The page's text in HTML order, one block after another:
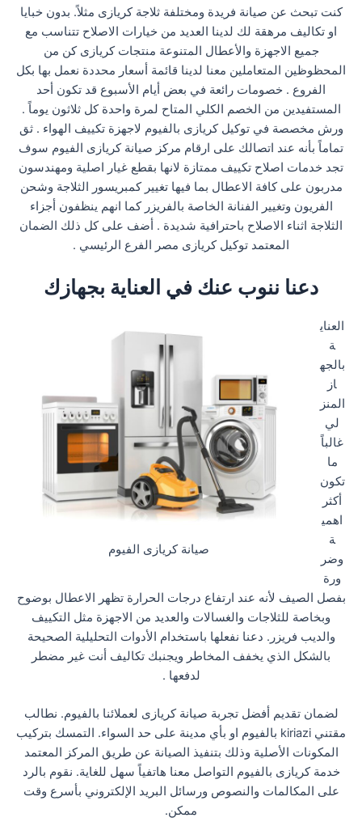
كنت تبحث عن صيانة فريدة ومختلفة ثلاجة كريازى مثلاً. بدون خبايا
او تكاليف مرهقة لك لدينا العديد من خيارات الاصلاح تتناسب مع
جميع الاجهزة والأعطال المتنوعة منتجات كريازى كن من
المحظوظين المتعاملين معنا لدينا قائمة أسعار محددة نعمل بها بكل
الفروع . خصومات رائعة في بعض أيام الأسبوع قد تكون أحد
المستفيدين من الخصم الكلي المتاح لمرة واحدة كل ثلاثون يوماً .
ورش مخصصة في توكيل كريازى بالفيوم لاجهزة تكييف الهواء . ثق
تماماً بأنه عند اتصالك على ارقام مركز صيانة كريازى الفيوم سوف
تجد خدمات اصلاح تكييف ممتازة لانها بقطع غيار اصلية ومهندسون
مدربون على كافة الاعطال بما فيها تغيير كمبريسور الثلاجة وشحن
الفريون وتغيير الفنانة الخاصة بالفريزر كما انهم ينظفون أجزاء
الثلاجة اثناء الاصلاح باحترافية شديدة . أضف على كل ذلك الضمان
المعتمد توكيل كريازى مصر الفرع الرئيسي .
دعنا ننوب عنك في العناية بجهازك
صيانة كريازى الفيوم
العناي
ة
بالجه
از
المنز
لي
غالباً
ما
تكون
أكثر
اهمي
ة
وضر
ورة
بفصل الصيف لأنه عند ارتفاع درجات الحرارة تظهر الاعطال بوضوح
وبخاصة للثلاجات والغسالات والعديد من الاجهزة مثل التكييف
والديب فريزر. دعنا نفعلها باستخدام الأدوات التحليلية الصحيحة
بالشكل الذي يخفف المخاطر ويجنبك تكاليف أنت غير مضطر
لدفعها .
لضمان تقديم أفضل تجربة صيانة كريازى لعملائنا بالفيوم. نطالب
مقتني kiriazi بالفيوم او بأي مدينة على حد السواء. التمسك بتركيب
المكونات الأصلية وذلك بتنفيذ الصيانة عن طريق المركز المعتمد
خدمة كريازى بالفيوم التواصل معنا هاتفياً سهل للغاية. نقوم بالرد
على المكالمات والنصوص ورسائل البريد الإلكتروني بأسرع وقت
ممكن.